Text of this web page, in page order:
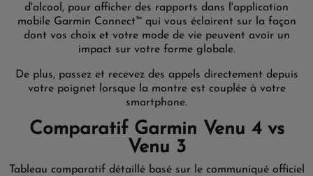
d'alcool, pour afficher des rapports dans l'application
mobile Garmin Connect™ qui vous éclairent sur la façon
dont vos choix et votre mode de vie peuvent avoir un
impact sur votre forme globale.
De plus, passez et recevez des appels directement depuis
votre poignet lorsque la montre est couplée à votre
smartphone.
Comparatif Garmin Venu 4 vs
Venu 3
Tableau comparatif détaillé basé sur le communiqué officiel